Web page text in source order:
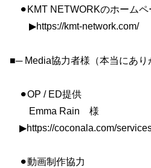
⚫︎KMT NETWORKのホームペ
▶︎https://kmt-network.com/
■─ Media協力者様（本当にあり
⚫︎OP / ED提供
Emma Rain 様
▶︎https://coconala.com/
⚫︎動画制作協力